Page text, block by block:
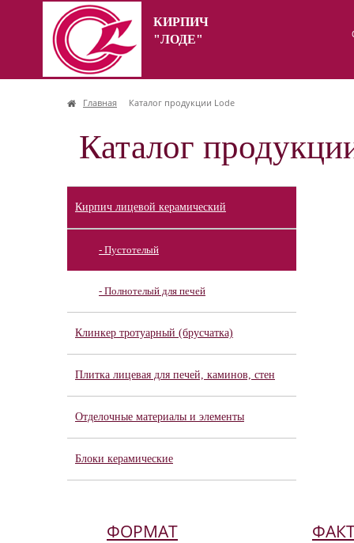
КИРПИЧ
"ЛОДЕ"
Главная Каталог продукции Lode
Каталог
Кирпич лицевой керамический
- Пустотелый
- Полнотелый для печей
Клинкер тротуарный (брусчатка)
Плитка лицевая для печей, каминов, стен
Отделочные материалы и элементы
Блоки керамические
ФОРМАТ